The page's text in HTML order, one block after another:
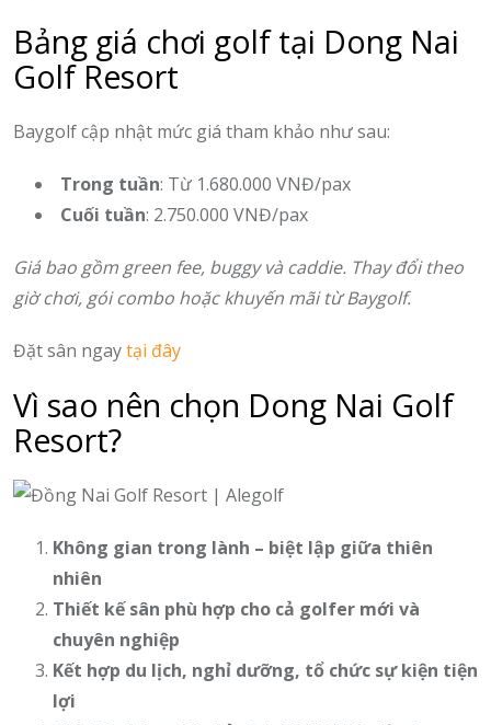
Bảng giá chơi golf tại Dong Nai
Golf Resort
Baygolf cập nhật mức giá tham khảo như sau:
Trong tuần: Từ 1.680.000 VNĐ/pax
Cuối tuần: 2.750.000 VNĐ/pax
Giá bao gồm green fee, buggy và caddie. Thay đổi theo
giờ chơi, gói combo hoặc khuyến mãi từ Baygolf.
Đặt sân ngaytại đây
Vì sao nên chọn Dong Nai Golf
Resort?
Không gian trong lành – biệt lập giữa thiên
nhiên
Thiết kế sân phù hợp cho cả golfer mới và
chuyên nghiệp
Kết hợp du lịch, nghỉ dưỡng, tổ chức sự kiện tiện
lợi